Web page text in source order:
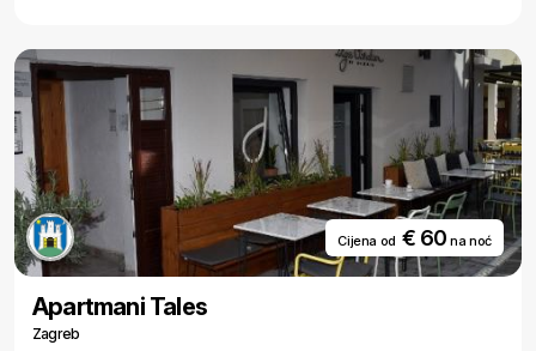
Cijena od € 60na noć
Apartmani Tales
Zagreb